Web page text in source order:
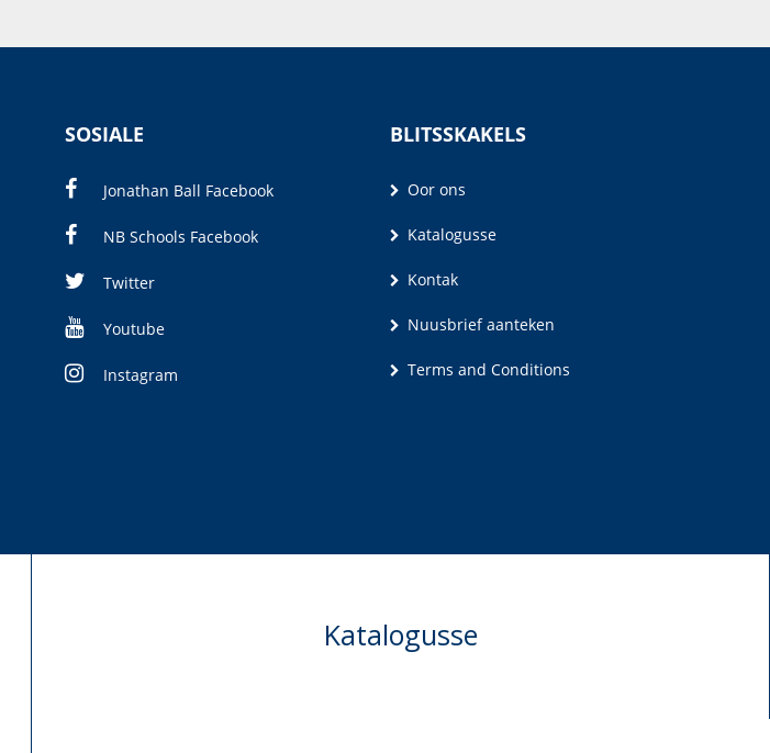
SOSIALE
Jonathan Ball Facebook
NB Schools Facebook
Twitter
Youtube
Instagram
BLITSSKAKELS
Oor ons
Katalogusse
Kontak
Nuusbrief aanteken
Terms and Conditions
Katalogusse